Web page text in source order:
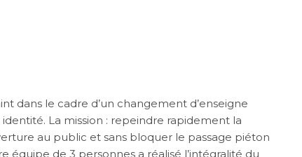
dans le cadre d’un changement d’enseigne
La mission : repeindre rapidement la
au public et sans bloquer le passage piéton
de 3 personnes a réalisé l’intégralité du